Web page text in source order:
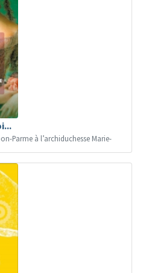
Parme à l’archiduchesse Marie-